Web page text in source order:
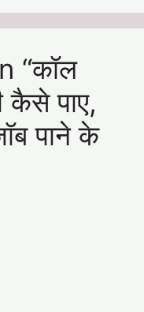
“कॉल
कैसे पाए,
पाने के